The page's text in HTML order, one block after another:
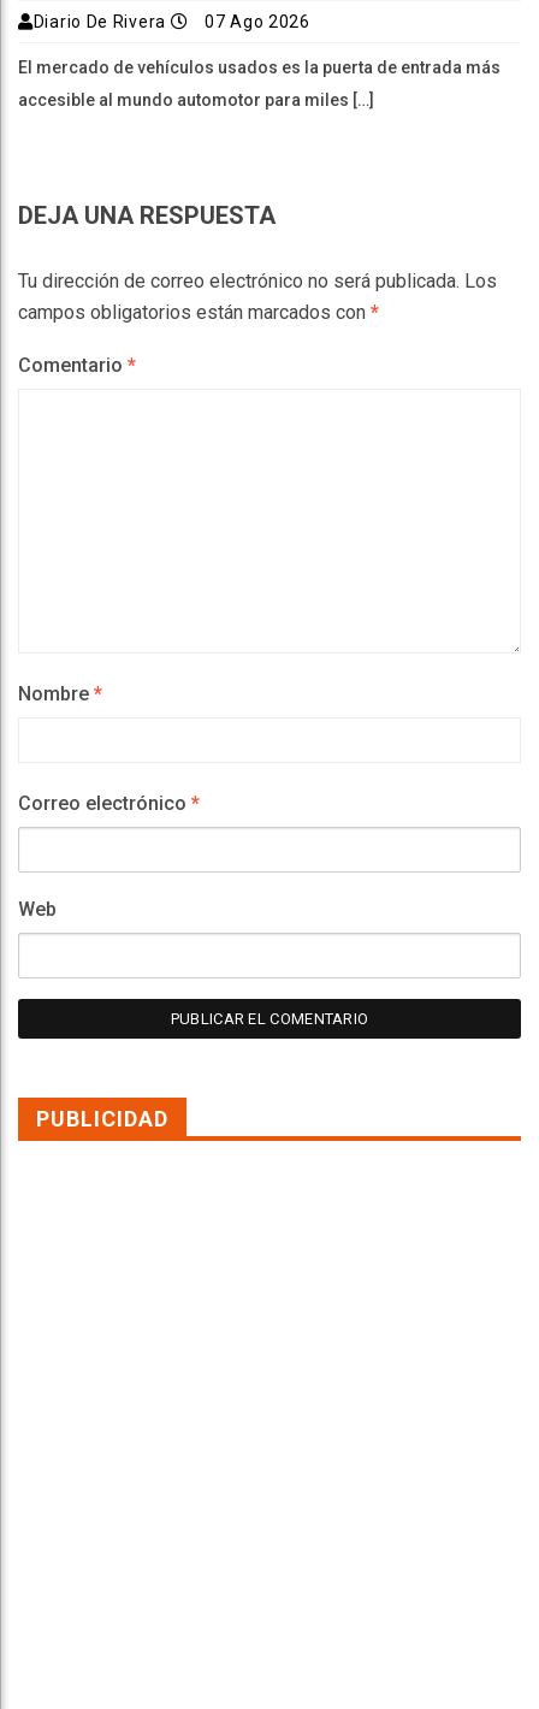
Diario De Rivera 07 Ago 2026
El mercado de vehículos usados es la puerta de entrada más
accesible al mundo automotor para miles […]
DEJA UNA RESPUESTA
Tu dirección de correo electrónico no será publicada. Los
campos obligatorios están marcados con *
Comentario *
Nombre *
Correo electrónico *
Web
PUBLICIDAD